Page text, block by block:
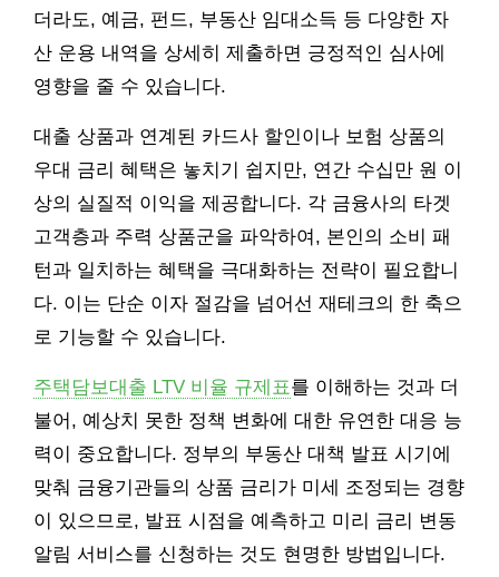
더라도, 예금, 펀드, 부동산 임대소득 등 다양한 자
산 운용 내역을 상세히 제출하면 긍정적인 심사에
영향을 줄 수 있습니다.
대출 상품과 연계된 카드사 할인이나 보험 상품의
우대 금리 혜택은 놓치기 쉽지만, 연간 수십만 원 이
상의 실질적 이익을 제공합니다. 각 금융사의 타겟
고객층과 주력 상품군을 파악하여, 본인의 소비 패
턴과 일치하는 혜택을 극대화하는 전략이 필요합니
다. 이는 단순 이자 절감을 넘어선 재테크의 한 축으
로 기능할 수 있습니다.
주택담보대출 LTV 비율 규제표를 이해하는 것과 더
불어, 예상치 못한 정책 변화에 대한 유연한 대응 능
력이 중요합니다. 정부의 부동산 대책 발표 시기에
맞춰 금융기관들의 상품 금리가 미세 조정되는 경향
이 있으므로, 발표 시점을 예측하고 미리 금리 변동
알림 서비스를 신청하는 것도 현명한 방법입니다.